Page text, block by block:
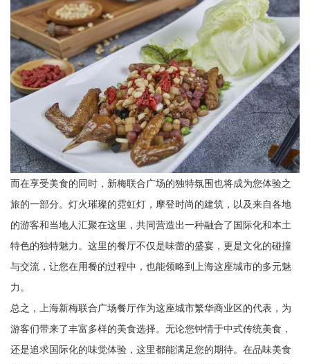
而在享受美食的同时，新梅联合广场的独特氛围也将成为您体验之
旅的一部分。灯火璀璨的霓虹灯，摩登时尚的建筑，以及来自各地
的游客和当地人汇聚在这里，共同营造出一种融合了国际化和本土
特色的独特魅力。这里的餐厅不仅是味蕾的盛宴，更是文化的碰撞
与交流，让您在用餐的过程中，也能领略到上海这座城市的多元魅
力。
总之，上海新梅联合广场餐厅作为这座城市繁华商业区的代表，为
游客们带来了丰富多样的美食选择。无论您钟情于中式传统美食，
还是追求国际化的味觉体验，这里都能满足您的期待。在品味美食